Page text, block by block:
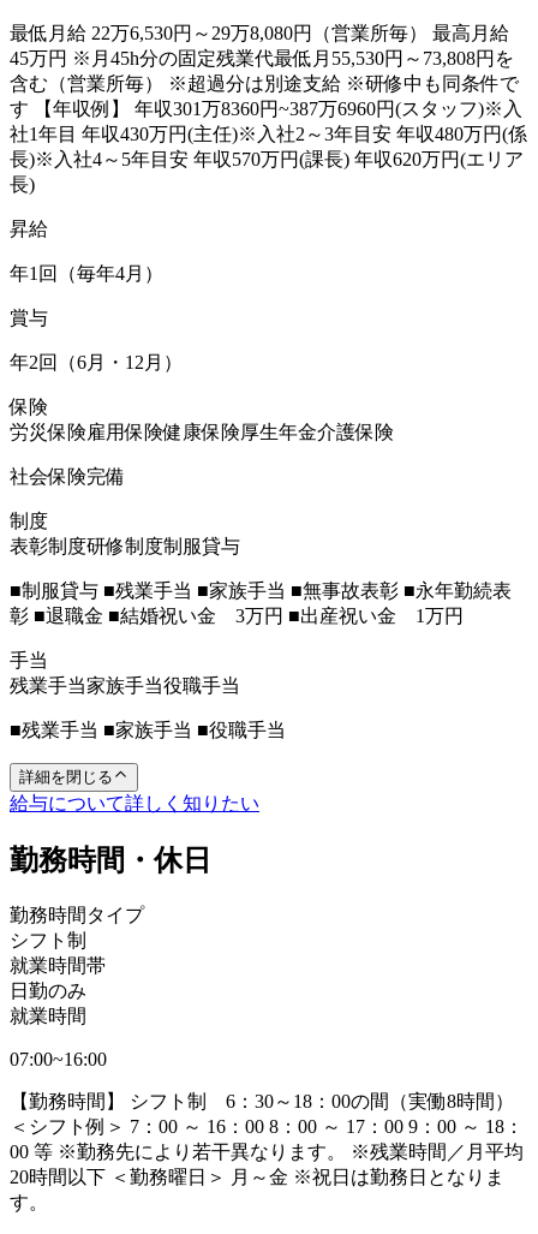
最低月給 22万6,530円～29万8,080円（営業所毎） 最高月給
45万円 ※月45h分の固定残業代最低月55,530円～73,808円を
含む（営業所毎） ※超過分は別途支給 ※研修中も同条件で
す 【年収例】 年収301万8360円~387万6960円(スタッフ)※入
社1年目 年収430万円(主任)※入社2～3年目安 年収480万円(係
長)※入社4～5年目安 年収570万円(課長) 年収620万円(エリア
長)
昇給
年1回（毎年4月）
賞与
年2回（6月・12月）
保険
労災保険雇用保険健康保険厚生年金介護保険
社会保険完備
制度
表彰制度研修制度制服貸与
■制服貸与 ■残業手当 ■家族手当 ■無事故表彰 ■永年勤続表
彰 ■退職金 ■結婚祝い金 3万円 ■出産祝い金 1万円
手当
残業手当家族手当役職手当
■残業手当 ■家族手当 ■役職手当
詳細を閉じる
給与について詳しく知りたい
勤務時間・休日
勤務時間タイプ
シフト制
就業時間帯
日勤のみ
就業時間
07:00~16:00
【勤務時間】 シフト制 6：30～18：00の間（実働8時間）
＜シフト例＞ 7：00 ～ 16：00 8：00 ～ 17：00 9：00 ～ 18：
00 等 ※勤務先により若干異なります。 ※残業時間／月平均
20時間以下 ＜勤務曜日＞ 月～金 ※祝日は勤務日となりま
す。